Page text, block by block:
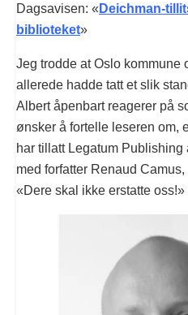
Dagsavisen: « Deichman-
biblioteket»
Jeg trodde at Oslo kommune
allerede hadde tatt et slik
Albert åpenbart reagerer på
ønsker å fortelle leseren om,
har tillatt Legatum
med forfatter Renaud
«Dere skal ikke erstatte oss!»